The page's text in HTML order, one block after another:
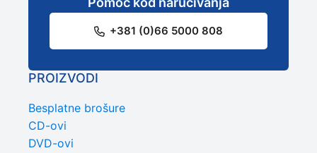
+381 (0)66 5000 808
PROIZVODI
Besplatne brošure
CD-ovi
DVD-ovi